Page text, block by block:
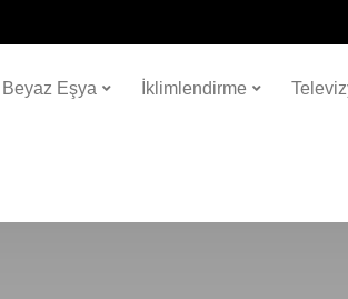
Beyaz Eşya İklimlendirme